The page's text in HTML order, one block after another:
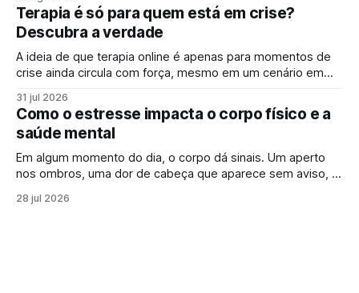
evidente. É justamente por isso que o check-up e o
acompanhamento periódico ganham cada vez mais
espaço: identificar alterações antes dos sintomas
aparecerem
Terapia é só para quem está em crise?
Descubra a verdade
A ideia de que terapia online é apenas para momentos de
crise ainda circula com força, mesmo em um cenário em
Para muita gente, buscar um psicólogo online parece um
sinal de que “algo saiu do controle”. Mas essa percepção,
31 jul 2026
Como o estresse impacta o corpo físico e a
saúde mental
Em algum momento do dia, o corpo dá sinais. Um aperto
nos ombros, uma dor de cabeça que aparece sem aviso, o
Muitas vezes, esses sintomas parecem isolados, mas
28 jul 2026